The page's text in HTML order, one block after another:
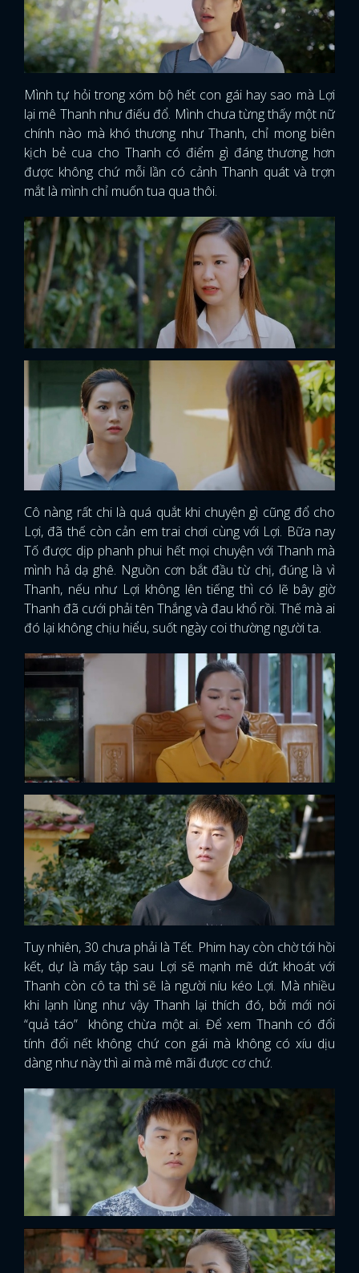
Mình tự hỏi trong xóm bộ hết con gái hay sao mà Lợi
lại mê Thanh như điếu đổ. Mình chưa từng thấy một nữ
chính nào mà khó thương như Thanh, chỉ mong biên
kịch bẻ cua cho Thanh có điểm gì đáng thương hơn
được không chứ mỗi lần có cảnh Thanh quát và trợn
mắt là mình chỉ muốn tua qua thôi.
Cô nàng rất chi là quá quắt khi chuyện gì cũng đổ cho
Lợi, đã thế còn cản em trai chơi cùng với Lợi. Bữa nay
Tố được dịp phanh phui hết mọi chuyện với Thanh mà
mình hả dạ ghê. Nguồn cơn bắt đầu từ chị, đúng là vì
Thanh, nếu như Lợi không lên tiếng thì có lẽ bây giờ
Thanh đã cưới phải tên Thắng và đau khổ rồi. Thế mà ai
đó lại không chịu hiểu, suốt ngày coi thường người ta.
Tuy nhiên, 30 chưa phải là Tết. Phim hay còn chờ tới hồi
kết, dự là mấy tập sau Lợi sẽ mạnh mẽ dứt khoát với
Thanh còn cô ta thì sẽ là người níu kéo Lợi. Mà nhiều
khi lạnh lùng như vậy Thanh lại thích đó, bởi mới nói
“quả táo” không chừa một ai. Để xem Thanh có đổi
tính đổi nết không chứ con gái mà không có xíu dịu
dàng như này thì ai mà mê mãi được cơ chứ.